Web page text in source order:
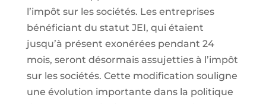
l’impôt sur les sociétés. Les entreprises
bénéficiant du statut JEI, qui étaient
jusqu’à présent exonérées pendant 24
mois, seront désormais assujetties à l’impôt
sur les sociétés. Cette modification souligne
une évolution importante dans la politique